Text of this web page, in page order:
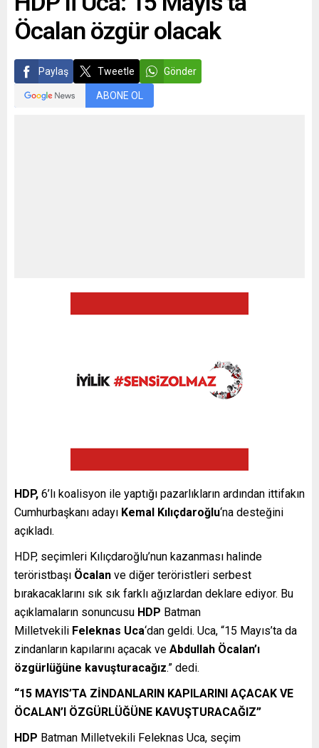
Öcalan özgür olacak
Paylaş Tweetle Gönder
ABONE OL
HDP, 6’lı koalisyon ile yaptığı pazarlıkların ardından ittifakın
Cumhurbaşkanı adayı Kemal Kılıçdaroğlu‘na desteğini
açıkladı.
HDP, seçimleri Kılıçdaroğlu’nun kazanması halinde
teröristbaşı Öcalan ve diğer teröristleri serbest
bırakacaklarını sık sık farklı ağızlardan deklare ediyor. Bu
açıklamaların sonuncusu HDP Batman
Milletvekili Feleknas Uca‘dan geldi. Uca, “15 Mayıs’ta da
zindanların kapılarını açacak ve Abdullah Öcalan’ı
özgürlüğüne kavuşturacağız.” dedi.
“15 MAYIS’TA ZİNDANLARIN KAPILARINI AÇACAK VE
ÖCALAN’I ÖZGÜRLÜĞÜNE KAVUŞTURACAĞIZ”
HDP Batman Milletvekili Feleknas Uca, seçim